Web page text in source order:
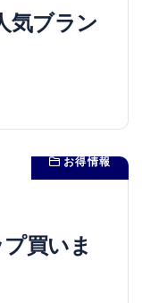
気ブラン
お得情報
買いま